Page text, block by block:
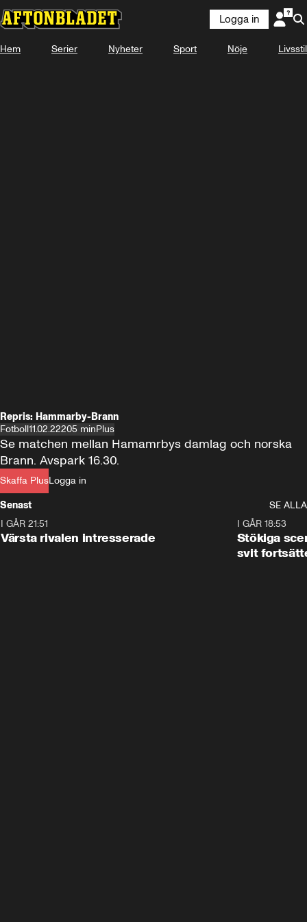
Logga in
Hem Serier Nyheter Sport Nöje Livsstil
Repris: Hammarby-Brann
Fotboll11.02.22205 minPlus
Skaffa PlusLogga in
Se matchen mellan Hamamrbys damlag och norska
Brann. Avspark 16.30.
Senast
SE ALLA
I GÅR 21:51
Värsta rivalen intresserade
I GÅR 18:53
Stökiga
svit